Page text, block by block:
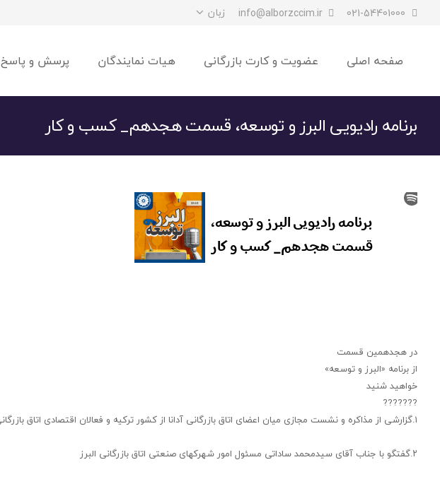
021-54401000
info@alborzccim.ir زبان
صفحه اصلی عضویت و کارت بازرگانی هیات نمایندگان پرسش و پاسخ
برنامه رادیویی البرز و توسعه، قسمت هجدهم_ کسب و کار
در هجدهمین قسمت
از برنامه «البرز و توسعه»
خواهید شنید
??????️?️
۱.گزارشی از مذاکره و نشست مجازی میان اعضای اتاق بازرگانی آدانا از کشور ترکیه و فعالان اقتصادی اتاق بازرگانی البرز
۲.گفتگو با جناب آقای سیدمحمد ساداتی مسئول امور شهرکهای صنعتی اتاق بازرگانی البرز